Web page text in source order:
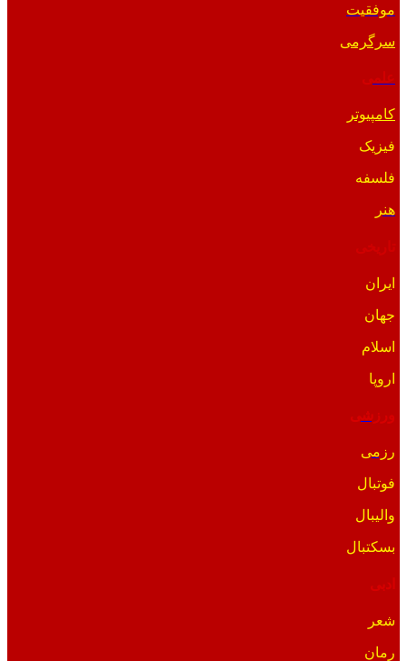
موفقیت
سرگرمی
کامپیوتر
فیزیک
فلسفه
هنر
ایران
جهان
اسلام
اروپا
ورزشی
رزمی
فوتبال
والیبال
بسکتبال
ادبی
شعر
رمان